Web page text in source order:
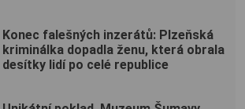
Konec falešných inzerátů: Plzeňská
kriminálka dopadla ženu, která obrala
desítky lidí po celé republice